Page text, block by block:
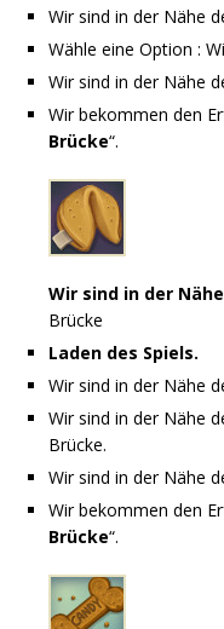
Wir sind in der Nähe
Wähle eine Option :
Wir sind in der Nähe
Wir bekommen den
Brücke“.
Wir sind in der
Brücke
Laden des Spiels.
Wir sind in der Nähe
Wir sind in der Nähe
Brücke.
Wir sind in der Nähe
Wir bekommen den
Brücke“.